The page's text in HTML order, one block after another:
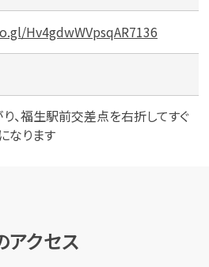
Hv4gdwWVpsqAR7136
、福生駅前交差点を右折してすぐ
なります
クセス